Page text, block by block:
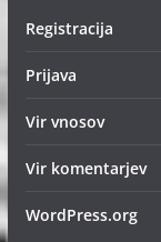
Registracija
Prijava
Vir vnosov
Vir komentarjev
WordPress.org